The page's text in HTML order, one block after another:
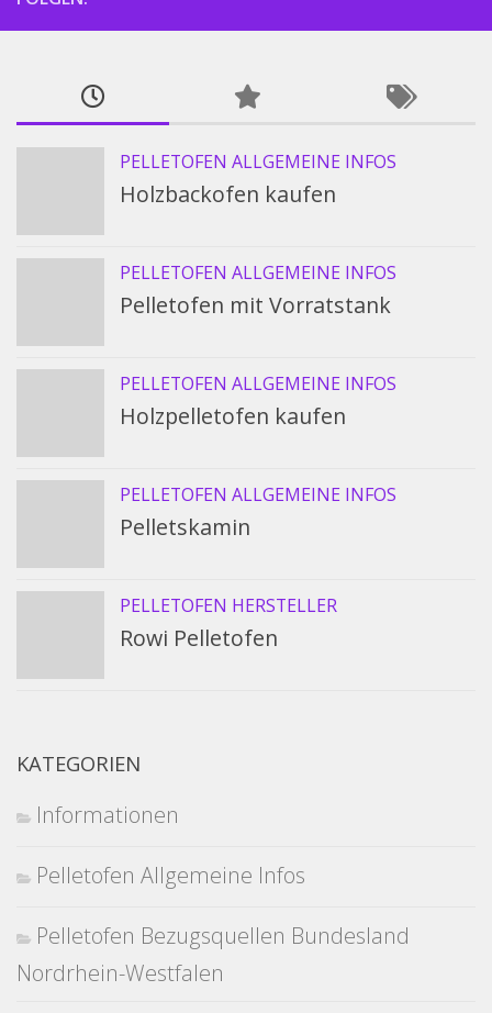
PELLETOFEN ALLGEMEINE INFOS
Holzbackofen kaufen
PELLETOFEN ALLGEMEINE INFOS
Pelletofen mit Vorratstank
PELLETOFEN ALLGEMEINE INFOS
Holzpelletofen kaufen
PELLETOFEN ALLGEMEINE INFOS
Pelletskamin
PELLETOFEN HERSTELLER
Rowi Pelletofen
KATEGORIEN
Informationen
Pelletofen Allgemeine Infos
Pelletofen Bezugsquellen Bundesland
Nordrhein-Westfalen